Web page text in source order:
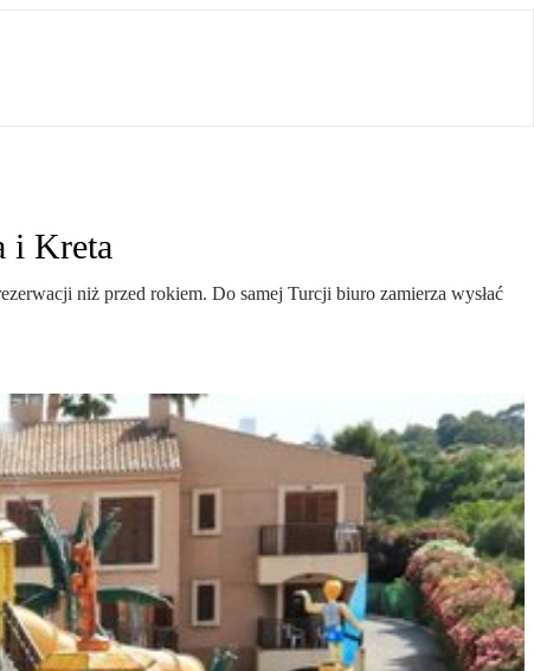
i Kreta
niż przed rokiem. Do samej Turcji biuro zamierza wysłać